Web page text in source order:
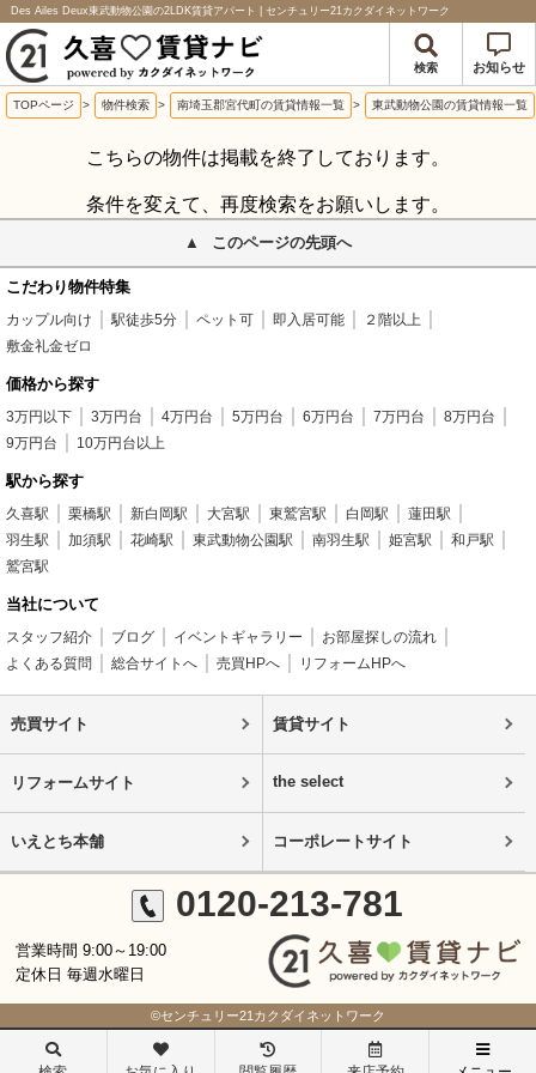
Des Ailes Deux東武動物公園の2LDK賃貸アパート | センチュリー21カクダイネットワーク
検索 お知らせ
TOPページ > 物件検索 > 南埼玉郡宮代町の賃貸情報一覧 > 東武動物公園の賃貸情報一覧
こちらの物件は掲載を終了しております。
条件を変えて、再度検索をお願いします。
このページの先頭へ
こだわり物件特集
カップル向け 駅徒歩5分 ペット可 即入居可能
２階以上
敷金礼金ゼロ
価格から探す
3万円以下 3万円台 4万円台 5万円台 6万円台 7万円台
8万円台
9万円台
10万円台以上
駅から探す
久喜駅 栗橋駅 新白岡駅 大宮駅 東鷲宮駅 白岡駅
蓮田駅
羽生駅
加須駅 花崎駅 東武動物公園駅 南羽生駅 姫宮駅
和戸駅
鷲宮駅
当社について
スタッフ紹介 ブログ イベントギャラリー
お部屋探しの流れ
よくある質問
総合サイトへ 売買HPへ リフォームHPへ
売買サイト 賃貸サイト
リフォームサイト the select
いえとち本舗 コーポレートサイト
0120-213-781
営業時間 9:00～19:00
定休日 毎週水曜日
©センチュリー21カクダイネットワーク